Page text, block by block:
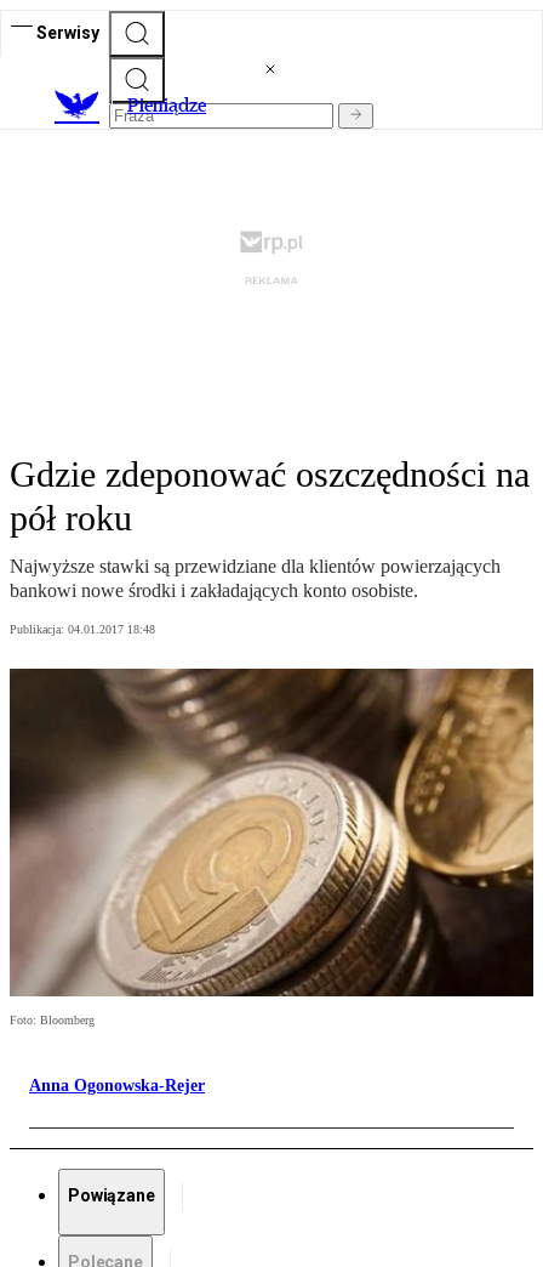
Serwisy
Pieniądze
Gdzie zdeponować oszczędności na
pół roku
Najwyższe stawki są przewidziane dla klientów powierzających
bankowi nowe środki i zakładających konto osobiste.
Publikacja: 04.01.2017 18:48
Foto: Bloomberg
Anna Ogonowska-Rejer
Powiązane
Polecane